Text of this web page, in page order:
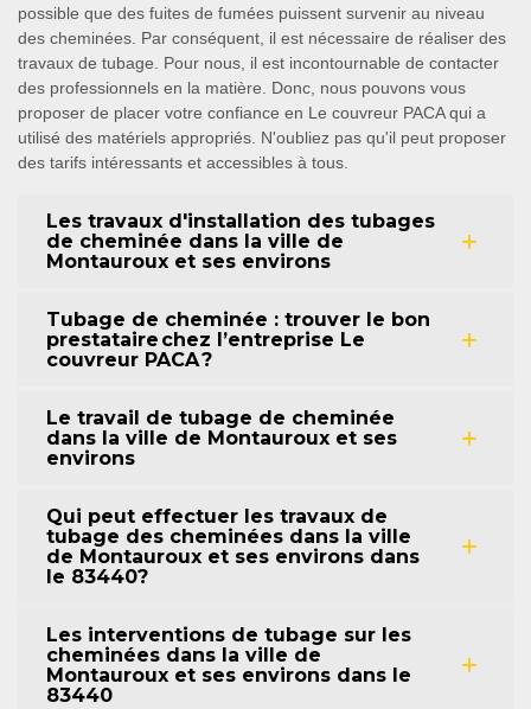
possible que des fuites de fumées puissent survenir au niveau
des cheminées. Par conséquent, il est nécessaire de réaliser des
travaux de tubage. Pour nous, il est incontournable de contacter
des professionnels en la matière. Donc, nous pouvons vous
proposer de placer votre confiance en Le couvreur PACA qui a
utilisé des matériels appropriés. N'oubliez pas qu'il peut proposer
des tarifs intéressants et accessibles à tous.
Les travaux d'installation des tubages
de cheminée dans la ville de
Montauroux et ses environs
Tubage de cheminée : trouver le bon
prestataire chez l’entreprise Le
couvreur PACA ?
Le travail de tubage de cheminée
dans la ville de Montauroux et ses
environs
Qui peut effectuer les travaux de
tubage des cheminées dans la ville
de Montauroux et ses environs dans
le 83440?
Les interventions de tubage sur les
cheminées dans la ville de
Montauroux et ses environs dans le
83440